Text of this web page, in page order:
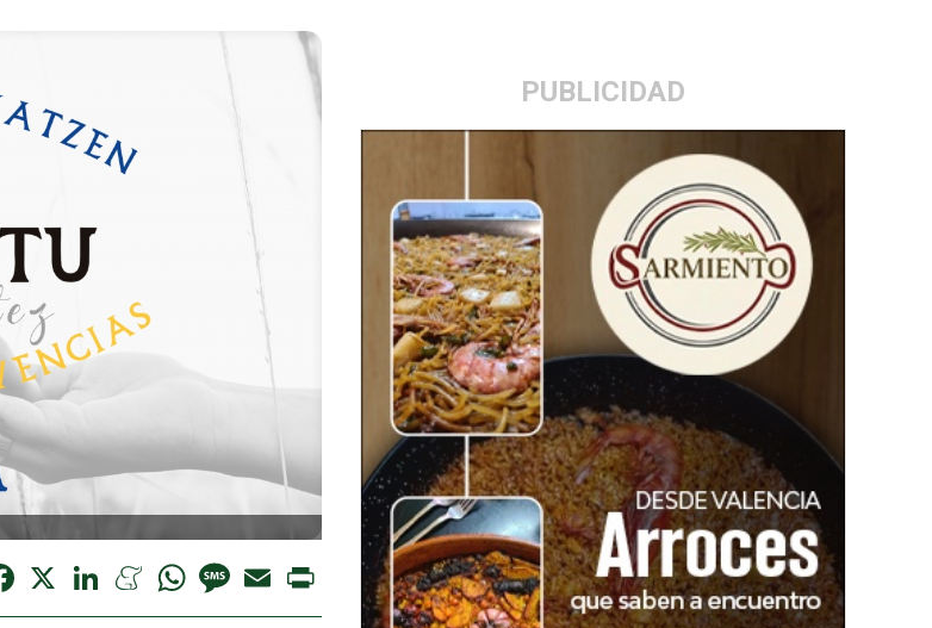
PUBLICIDAD
Facebook LinkedInMeneameWhatsAppMessage
Email